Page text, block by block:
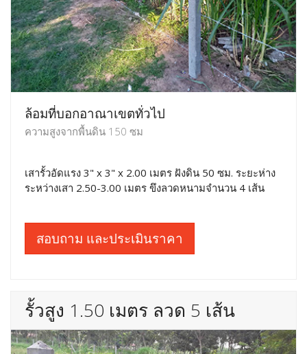
ล้อมที่บอกอาณาเขตทั่วไป
ความสูงจากพื้นดิน 150 ซม
เสารั้วอัดแรง 3" x 3" x 2.00 เมตร ฝังดิน 50 ซม. ระยะห่าง
ระหว่างเสา 2.50-3.00 เมตร ขึงลวดหนามจำนวน 4 เส้น
สอบถาม และประเมินราคา
รั้วสูง 1.50 เมตร ลวด 5 เส้น